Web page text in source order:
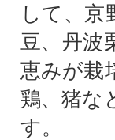
して、京
豆、丹波
恵みが栽
鶏、猪な
す。